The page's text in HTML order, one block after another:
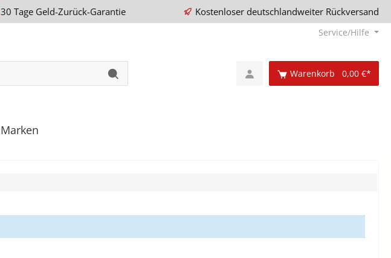
30 Tage Geld-Zurück-Garantie Kostenloser deutschlandweiter Rückversand
Service/Hilfe
Warenkorb 0,00 €*
Marken